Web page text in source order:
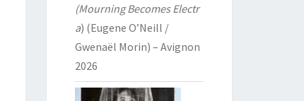
(Mourning Becomes Electr
a) (Eugene O’Neill /
Gwenaël Morin) – Avignon
2026